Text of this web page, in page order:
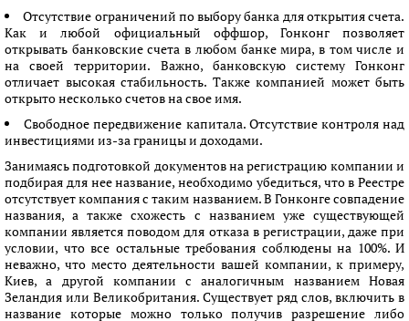
Отсутствие ограничений по выбору банка для открытия счета.
Как и любой официальный оффшор, Гонконг позволяет
открывать банковские счета в любом банке мира, в том числе и
на своей территории. Важно, банковскую систему Гонконг
отличает высокая стабильность. Также компанией может быть
открыто несколько счетов на свое имя.
Свободное передвижение капитала. Отсутствие контроля над
инвестициями из-за границы и доходами.
Занимаясь подготовкой документов на регистрацию компании и
подбирая для нее название, необходимо убедиться, что в Реестре
отсутствует компания с таким названием. В Гонконге совпадение
названия, а также схожесть с названием уже существующей
компании является поводом для отказа в регистрации, даже при
условии, что все остальные требования соблюдены на 100%. И
неважно, что место деятельности вашей компании, к примеру,
Киев, а другой компании с аналогичным названием Новая
Зеландия или Великобритания. Существует ряд слов, включить в
название которые можно только получив разрешение либо